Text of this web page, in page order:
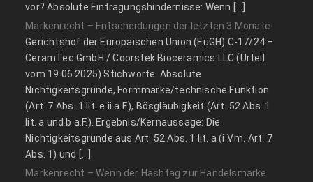
vor? Absolute Eintragungshindernisse: Wenn […]
Markenrecht – Entscheidungen der letzten 3 Monate
Gerichtshof der Europäischen Union (EuGH) C‑17/24 –
CeramTec GmbH / Coorstek Bioceramics LLC (Urteil
vom 19.06.2025) Stichworte: Absolute
Nichtigkeitsgründe, Formmarke/technische Funktion
(Art. 7 Abs. 1 lit. e ii a.F.), Bösgläubigkeit (Art. 52 Abs. 1
lit. a und b a.F.). Ergebnis/Kernaussage: Die
Nichtigkeitsgründe aus Art. 52 Abs. 1 lit. a (i.V.m. Art. 7
Abs. 1) und […]
Markenrecht – Wenn der Hashtag zur Handelsmarke